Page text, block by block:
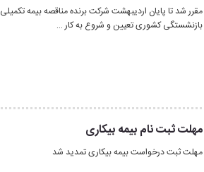
مقرر شد تا پایان اردیبهشت‌ شرکت برنده مناقصه بیمه
بازنشستگی کشوری تعیین و شروع به کار …
مهلت ثبت نام بیمه بیکاری
مهلت ثبت درخواست بیمه بیکاری تمدید شد